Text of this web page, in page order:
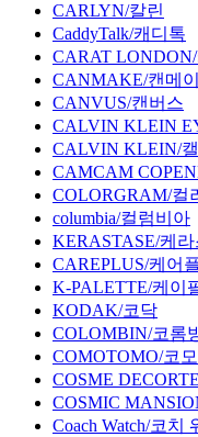
CARLYN/칼린
CaddyTalk/캐디톡
CARAT
CANMAKE/캔메
CANVUS/캔버스
CALVIN KLEIN
CALVIN KLEIN/
CAMCAM
COLORGRAM/컬
columbia/컬럼비아
KERASTASE/케
CAREPLUS/케어
K-PALETTE/케이
KODAK/코닥
COLOMBIN/코롬
COMOTOMO/코
COSME
COSMIC
Coach Watch/코치